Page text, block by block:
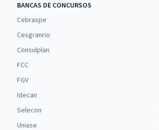
BANCAS DE CONCURSOS
Cebraspe
Cesgranrio
Consulplan
FCC
FGV
Idecan
Selecon
Uniase